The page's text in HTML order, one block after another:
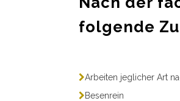
folgende
Arbeiten jeglicher Art
Besenrein